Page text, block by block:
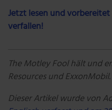
Jetzt lesen und
verfallen!
The Motley Fool hält und
Resources und ExxonMobil.
Dieser Artikel wurde von